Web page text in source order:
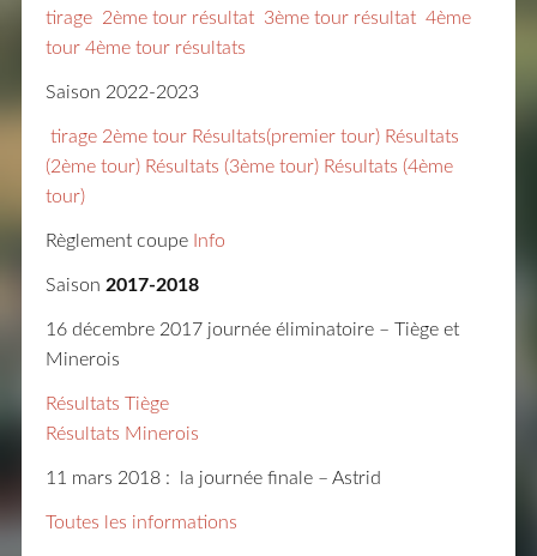
tirage 2ème tour résultat 3ème tour résultat 4ème
tour 4ème tour résultats
Saison 2022-2023
tirage 2ème tour Résultats(premier tour) Résultats
(2ème tour) Résultats (3ème tour) Résultats (4ème
tour)
Règlement coupe Info
Saison 2017-2018
16 décembre 2017 journée éliminatoire – Tiège et
Minerois
Résultats Tiège
Résultats Minerois
11 mars 2018 : la journée finale – Astrid
Toutes les informations